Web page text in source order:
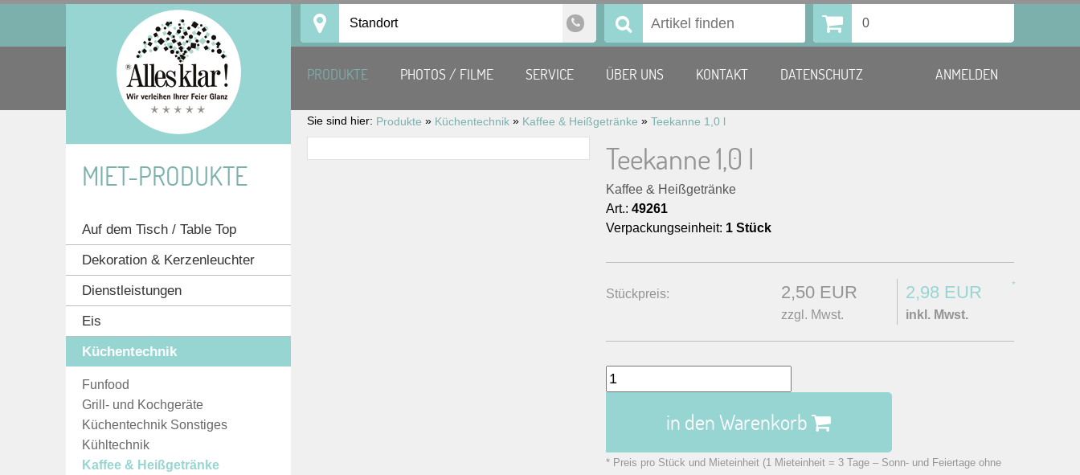
Standort Suchen 0
PRODUKTE PHOTOS / FILME SERVICE ÜBER UNS KONTAKT DATENSCHUTZ ANMELDEN
Sie sind hier: Produkte » Küchentechnik » Kaffee & Heißgetränke » Teekanne 1,0 l
Teekanne 1,0 l
Kaffee & Heißgetränke
Art.: 49261
Verpackungseinheit: 1 Stück
Stückpreis: 2,50 EUR
zzgl. Mwst.
2,98 EUR *
inkl. Mwst.
in den Warenkorb
* Preis pro Stück und Mieteinheit (1 Mieteinheit = 3 Tage – Sonn- und Feiertage ohne
MIET-PRODUKTE
Auf dem Tisch / Table Top
Dekoration & Kerzenleuchter
Dienstleistungen
Eis
Küchentechnik
Funfood
Grill- und Kochgeräte
Küchentechnik Sonstiges
Kühltechnik
Kaffee & Heißgetränke